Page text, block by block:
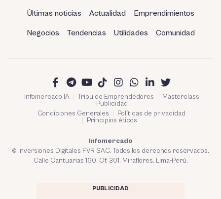
Últimas noticias Actualidad Emprendimientos
Negocios Tendencias Utilidades Comunidad
Infomercado IA Tribu de Emprendedores
Masterclass
Publicidad
Condiciones Generales
Políticas de privacidad
Principios éticos
Infomercado
© Inversiones Digitales FVR SAC. Todos los derechos reservados.
Calle Cantuarias 160. Of. 301. Miraflores, Lima-Perú.
PUBLICIDAD